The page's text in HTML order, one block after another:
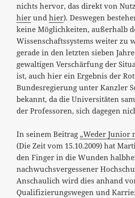
nichts hervor, das direkt von
hier undhier). Deswegen
keine Möglichkeiten, außerhalb
Wissenschaftssystems weiter zu
gerade in den letzten sieben
gewaltigen Verschärfung der
ist, auch hier ein Ergebnis der
Bundesregierung unter Kanzler
bekannt, da die Universitäten
der Professoren, sich dagegen
In seinem Beitrag „Weder Junior
(Die Zeit vom 15.10.2009) hat
den Finger in die Wunden
nachwuchsvergessener
Anschaulich wird dies anhand
Qualifizierungswegen und